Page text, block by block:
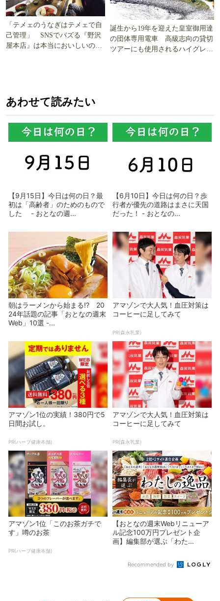
「テメェのうなぎはテメェで自
己管理」 SNSでバズる『野沢
屋本店』は本当においしいの
誕生から19年を迎えた皇室御用達
の団体専用電車 高級志向の貸切
ツアーにも使用されるハイグレー
あわせて読みたい
【9月15日】今日は何の日？最
初は「高齢者」のためのもので
した - おとなの週...
【6月10日】今日は何の日？歩
行者が優先の道路はまさに天国
だった！ - おとなの...
朝はラーメンから始まる!? 20
24年話題の記事「おとなの週末
Web」10選 -...
アマゾンで大人気！血圧対策は
コーヒーに足してみて
PR(森永乳業)
アマゾン1位の実績！380円で5
日間お試し。
PR(ハーブ健康本舗)
アマゾンで大人気！血圧対策は
コーヒーに足してみて
PR(森永乳業)
アマゾン1位「このお茶ガチで
す」噂のお茶
PR(ハーブ健康本舗)
【おとなの週末Webリニューア
ル記念100万円プレゼント企
画】編集部が選ぶ「わた...
Recommended by